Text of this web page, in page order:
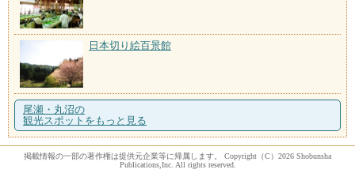
日本切り絵百景館
尾瀬・丸沼の
観光スポットをもっと見る
掲載情報の一部の著作権は提供元企業等に帰属します。 Copyright（C）2026 Shobunsha
Publications,Inc. All rights reserved.